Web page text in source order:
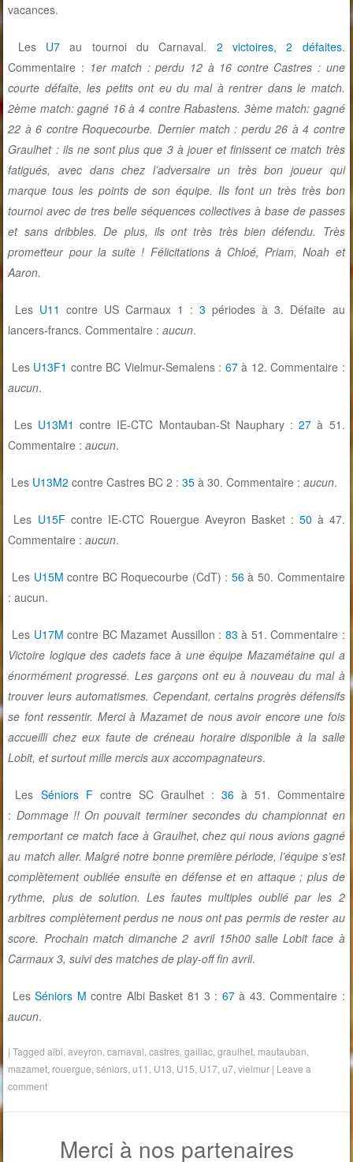
vacances.
Les U7 au tournoi du Carnaval. 2 victoires, 2 défaites.
Commentaire : 1er match : perdu 12 à 16 contre Castres : une
courte défaite, les petits ont eu du mal à rentrer dans le match.
2ème match: gagné 16 à 4 contre Rabastens. 3ème match: gagné
22 à 6 contre Roquecourbe. Dernier match : perdu 26 à 4 contre
Graulhet : ils ne sont plus que 3 à jouer et finissent ce match très
fatigués, avec dans chez l’adversaire un très bon joueur qui
marque tous les points de son équipe. Ils font un très très bon
tournoi avec de tres belle séquences collectives à base de passes
et sans dribbles. De plus, ils ont très très bien défendu. Très
prometteur pour la suite ! Félicitations à Chloé, Priam, Noah et
Aaron.
Les U11 contre US Carmaux 1 :3 périodes à 3. Défaite au
lancers-francs. Commentaire :aucun.
Les U13F1 contre BC Vielmur-Semalens : 67à 12. Commentaire :
aucun.
Les U13M1contre IE-CTC Montauban-St Nauphary :27 à 51.
Commentaire :aucun.
Les U13M2 contre Castres BC 2 :35 à 30. Commentaire :aucun.
Les U15Fcontre IE-CTC Rouergue Aveyron Basket : 50 à 47.
Commentaire :aucun.
Les U15M contre BC Roquecourbe (CdT) : 56à 50. Commentaire
: aucun.
Les U17M contre BC Mazamet Aussillon : 83 à 51. Commentaire :
Victoire logique des cadets face à une équipe Mazamétaine qui a
énormément progressé. Les garçons ont eu à nouveau du mal à
trouver leurs automatismes. Cependant, certains progrès défensifs
se font ressentir. Merci à Mazamet de nous avoir encore une fois
accueilli chez eux faute de créneau horaire disponible à la salle
Lobit, et surtout mille mercis aux accompagnateurs.
Les Séniors Fcontre SC Graulhet : 36à 51. Commentaire
: Dommage !! On pouvait terminer secondes du championnat en
remportant ce match face à Graulhet, chez qui nous avions gagné
au match aller. Malgré notre bonne première période, l’équipe s’est
complètement oubliée ensuite en défense et en attaque ; plus de
rythme, plus de solution. Les fautes multiples oublié par les 2
arbitres complètement perdus ne nous ont pas permis de rester au
score. Prochain match dimanche 2 avril 15h00 salle Lobit face à
Carmaux 3, suivi des matches de play-off fin avril.
LesSéniors M contre Albi Basket 81 3 : 67à 43. Commentaire :
aucun.
|Taggedalbi ,aveyron ,carnaval ,castres ,gaillac ,graulhet mautauban
mazamet rouergue ,séniors ,u11 U13 U15 U17 ,u7 ,vielmur | Leave a
comment
Merci à nos partenaires